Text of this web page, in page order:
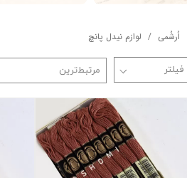
اُرشُمی لوازم نیدل پانچ
مرتبط‌ترین